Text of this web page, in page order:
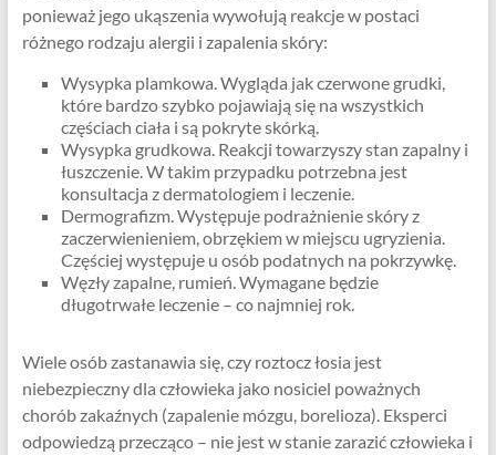
ponieważ jego ukąszenia wywołują reakcje w postaci
różnego rodzaju alergii i zapalenia skóry:
Wysypka plamkowa. Wygląda jak czerwone grudki,
które bardzo szybko pojawiają się na wszystkich
częściach ciała i są pokryte skórką.
Wysypka grudkowa. Reakcji towarzyszy stan zapalny i
łuszczenie. W takim przypadku potrzebna jest
konsultacja z dermatologiem i leczenie.
Dermografizm. Występuje podrażnienie skóry z
zaczerwienieniem, obrzękiem w miejscu ugryzienia.
Częściej występuje u osób podatnych na pokrzywkę.
Węzły zapalne, rumień. Wymagane będzie
długotrwałe leczenie – co najmniej rok.
Wiele osób zastanawia się, czy roztocz łosia jest
niebezpieczny dla człowieka jako nosiciel poważnych
chorób zakaźnych (zapalenie mózgu, borelioza). Eksperci
odpowiedzą przecząco – nie jest w stanie zarazić człowieka i